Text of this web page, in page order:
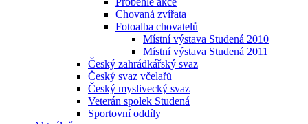
Chovaná zvířata
Fotoalba chovatelů
Místní výstava Studená 2010
Místní výstava Studená 2011
Český zahrádkářský svaz
Český svaz včelařů
Český myslivecký svaz
Veterán spolek Studená
Sportovní oddíly